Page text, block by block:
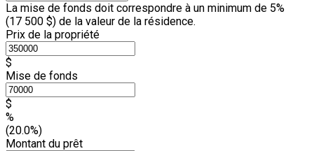
La mise de fonds doit correspondre à un minimum de 5%
(17 500 $) de la valeur de la résidence.
Prix de la propriété
$
Mise de fonds
$
%
(20.0%)
Montant du prêt